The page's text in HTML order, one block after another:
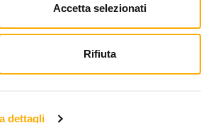
dettagli
Accetta selezionati
Rifiuta
| P.IVA: 00121150932